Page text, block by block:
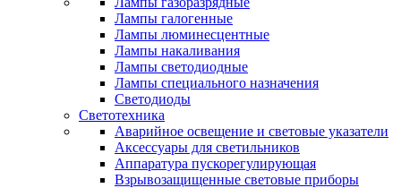
Лампы галогенные
Лампы люминесцентные
Лампы накаливания
Лампы светодиодные
Лампы специального назначения
Светодиоды
Светотехника
Аварийное освещение и световые указатели
Аксессуары для светильников
Аппаратура пускорегулирующая
Взрывозащищенные световые приборы